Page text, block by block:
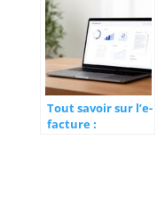
marketing
Tout savoir sur l’e-
facture :